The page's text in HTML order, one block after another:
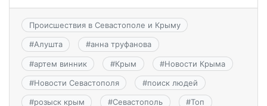
Происшествия в Севастополе и Крыму
#Алушта #анна труфанова
#артем винник #Крым #Новости Крыма
#Новости Севастополя #поиск людей
#розыск крым #Севастополь #Топ